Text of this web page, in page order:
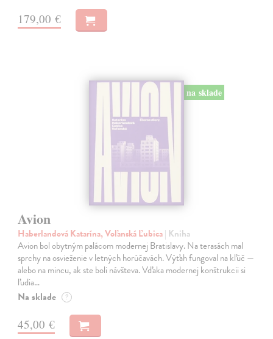
179,00 €
na sklade
Avion
Haberlandová Katarína, Voľanská Ľubica| Kniha
Avion bol obytným palácom modernej Bratislavy. Na terasách mal
sprchy na osvieženie v letných horúčavách. Výťah fungoval na kľúč —
alebo na mincu, ak ste boli návšteva. Vďaka modernej konštrukcii si
ľudia…
Na sklade ?
45,00 €